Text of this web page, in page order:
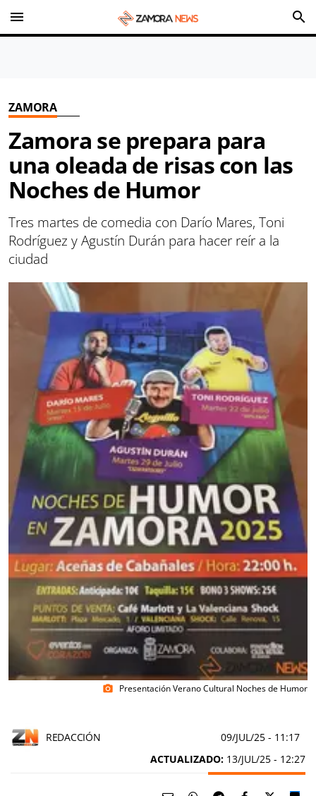
menu search
ZAMORA
Zamora se prepara para
una oleada de risas con las
Noches de Humor
Tres martes de comedia con Darío Mares, Toni
Rodríguez y Agustín Durán para hacer reír a la
ciudad
photo_camera Presentación Verano Cultural Noches de Humor
REDACCIÓN 09/JUL/25 - 11:17
ACTUALIZADO: 13/JUL/25 - 12:27